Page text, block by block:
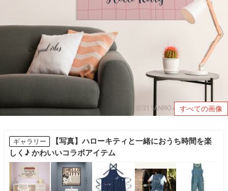
すべての画像
ギャラリー
【写真】ハローキティと一緒におうち時間を楽
しく♪ かわいいコラボアイテム